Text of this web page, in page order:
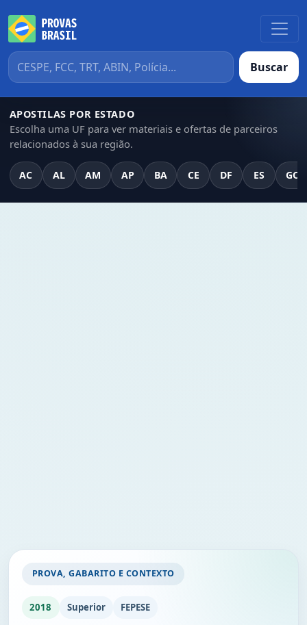
Buscar
APOSTILAS POR ESTADO
Escolha uma UF para ver materiais e ofertas de parceiros
relacionados à sua região.
AC AL AM AP BA CE DF ES GO
PROVA, GABARITO E CONTEXTO
2018 Superior FEPESE